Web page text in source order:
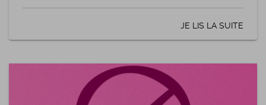
JE LIS LA SUITE